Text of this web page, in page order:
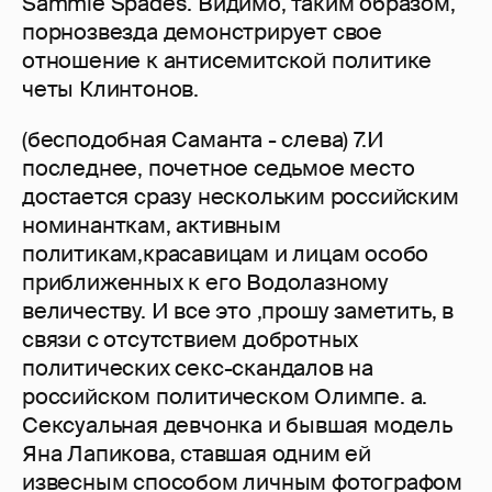
порнозвезда демонстрирует свое
отношение к антисемитской политике
четы Клинтонов.
(бесподобная Саманта - слева) 7.И
последнее, почетное седьмое место
достается сразу нескольким российским
номинанткам, активным
политикам,красавицам и лицам особо
приближенных к его Водолазному
величеству. И все это ,прошу заметить, в
связи с отсутствием добротных
политических секс-скандалов на
российском политическом Олимпе. а.
Сексуальная девчонка и бывшая модель
Яна Лапикова, ставшая одним ей
извесным способом личным фотографом